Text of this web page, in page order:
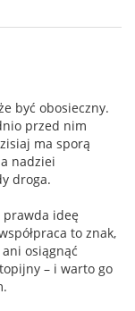
być obosieczny.
przed nim
ma sporą
nadziei
droga.
prawda ideę
to znak,
osiągnąć
– i warto go